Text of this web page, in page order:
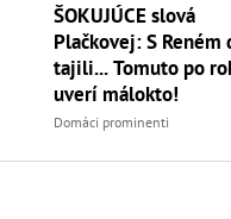
ŠOKUJÚCE slová
Plačkovej: S Reném
tajili... Tomuto po
uverí málokto!
Domáci prominenti